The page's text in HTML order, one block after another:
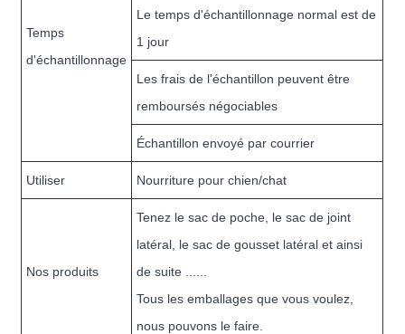
Temps
d'échantillonnage
Le temps d'échantillonnage normal est de
1 jour
Les frais de l'échantillon peuvent être
remboursés négociables
Échantillon envoyé par courrier
Utiliser Nourriture pour chien/chat
Nos produits
Tenez le sac de poche, le sac de joint
latéral, le sac de gousset latéral et ainsi
de suite ......
Tous les emballages que vous voulez,
nous pouvons le faire.